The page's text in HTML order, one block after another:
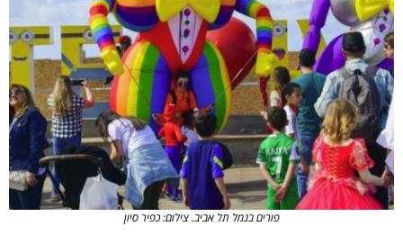
פורים בנמל תל אביב. צילום: כפיר סיון